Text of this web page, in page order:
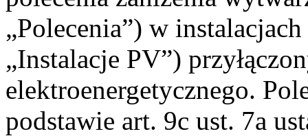
„Polecenia”) w
„Instalacje PV”)
elektroenergetycznego.
podstawie art. 9c ust. 7a